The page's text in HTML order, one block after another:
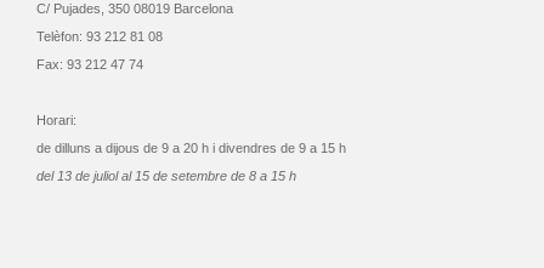
C/ Pujades, 350 08019 Barcelona
Telèfon: 93 212 81 08
Fax: 93 212 47 74
Horari:
de dilluns a dijous de 9 a 20 h i divendres de 9 a 15 h
del 13 de juliol al 15 de setembre de 8 a 15 h